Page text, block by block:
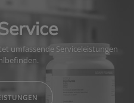
umfassende Serviceleistungen